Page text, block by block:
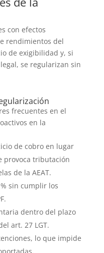
con efectos
rendimientos del
de exigibilidad y, si
se regularizan sin
frecuentes en el
en la
de cobro en lugar
provoca tributación
de la AEAT.
sin cumplir los
dentro del plazo
art. 27 LGT.
lo que impide